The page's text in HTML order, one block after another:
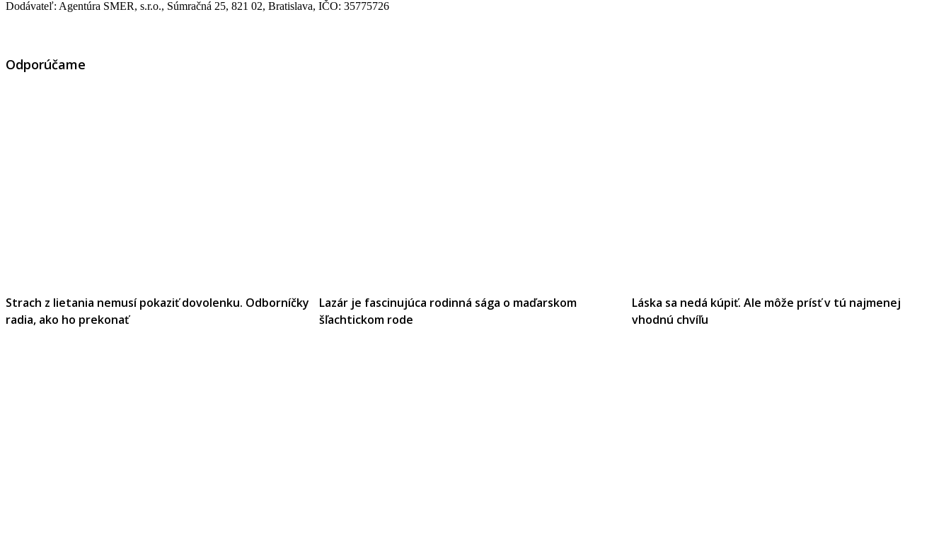
Dodávateľ: Agentúra SMER, s.r.o., Súmračná 25, 821 02, Bratislava, IČO: 35775726
Odporúčame
Strach z lietania nemusí pokaziť dovolenku. Odborníčky
radia, ako ho prekonať
Lazár je fascinujúca rodinná sága o maďarskom
šľachtickom rode
Láska sa nedá kúpiť. Ale môže prísť v tú najmenej
vhodnú chvíľu